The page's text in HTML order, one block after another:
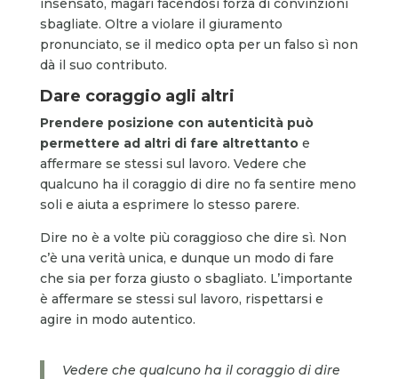
insensato, magari facendosi forza di convinzioni
sbagliate. Oltre a violare il giuramento
pronunciato, se il medico opta per un falso sì non
dà il suo contributo.
Dare coraggio agli altri
Prendere posizione con autenticità può
permettere ad altri di fare altrettanto e
affermare se stessi sul lavoro. Vedere che
qualcuno ha il coraggio di dire no fa sentire meno
soli e aiuta a esprimere lo stesso parere.
Dire no è a volte più coraggioso che dire sì. Non
c’è una verità unica, e dunque un modo di fare
che sia per forza giusto o sbagliato. L’importante
è affermare se stessi sul lavoro, rispettarsi e
agire in modo autentico.
Vedere che qualcuno ha il coraggio di dire